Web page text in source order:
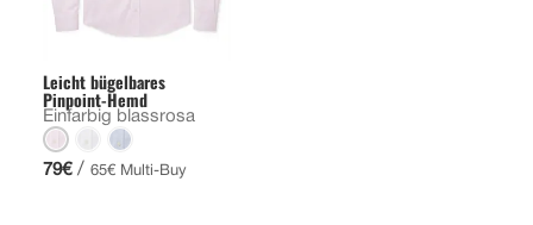
Leicht bügelbares
Pinpoint-Hemd
Einfarbig blassrosa
79€ / 65€ Multi-Buy